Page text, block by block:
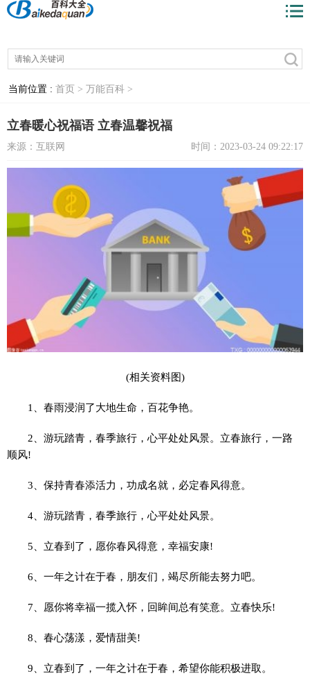
当前位置 : 首页 > 万能百科 >
立春暖心祝福语 立春温馨祝福
来源：互联网 时间：2023-03-24 09:22:17
(相关资料图)
1、春雨浸润了大地生命，百花争艳。
2、游玩踏青，春季旅行，心平处处风景。立春旅行，一路
顺风!
3、保持青春添活力，功成名就，必定春风得意。
4、游玩踏青，春季旅行，心平处处风景。
5、立春到了，愿你春风得意，幸福安康!
6、一年之计在于春，朋友们，竭尽所能去努力吧。
7、愿你将幸福一揽入怀，回眸间总有笑意。立春快乐!
8、春心荡漾，爱情甜美!
9、立春到了，一年之计在于春，希望你能积极进取。